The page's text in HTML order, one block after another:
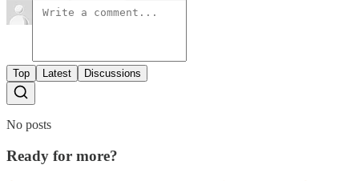
Top Latest Discussions
No posts
Ready for more?